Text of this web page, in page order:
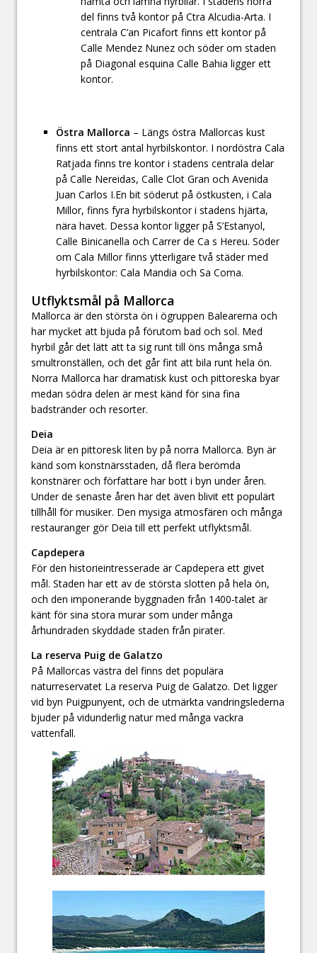
del finns två kontor på Ctra Alcudia-Arta. I
centrala C’an Picafort finns ett kontor på
Calle Mendez Nunez och söder om staden
på Diagonal esquina Calle Bahia ligger ett
kontor.
Östra Mallorca – Längs östra Mallorcas kust
finns ett stort antal hyrbilskontor. I nordöstra Cala
Ratjada finns tre kontor i stadens centrala delar
på Calle Nereidas, Calle Clot Gran och Avenida
Juan Carlos I.En bit söderut på östkusten, i Cala
Millor, finns fyra hyrbilskontor i stadens hjärta,
nära havet. Dessa kontor ligger på S’Estanyol,
Calle Binicanella och Carrer de Ca s Hereu. Söder
om Cala Millor finns ytterligare två städer med
hyrbilskontor: Cala Mandia och Sa Coma.
Utflyktsmål på Mallorca
Mallorca är den största ön i ögruppen Balearerna och
har mycket att bjuda på förutom bad och sol. Med
hyrbil går det lätt att ta sig runt till öns många små
smultronställen, och det går fint att bila runt hela ön.
Norra Mallorca har dramatisk kust och pittoreska byar
medan södra delen är mest känd för sina fina
badstränder och resorter.
Deia
Deia är en pittoresk liten by på norra Mallorca. Byn är
känd som konstnärsstaden, då flera berömda
konstnärer och författare har bott i byn under åren.
Under de senaste åren har det även blivit ett populärt
tillhåll för musiker. Den mysiga atmosfären och många
restauranger gör Deia till ett perfekt utflyktsmål.
Capdepera
För den historieintresserade är Capdepera ett givet
mål. Staden har ett av de största slotten på hela ön,
och den imponerande byggnaden från 1400-talet är
känt för sina stora murar som under många
århundraden skyddade staden från pirater.
La reserva Puig de Galatzo
På Mallorcas västra del finns det populära
naturreservatet La reserva Puig de Galatzo. Det ligger
vid byn Puigpunyent, och de utmärkta vandringslederna
bjuder på vidunderlig natur med många vackra
vattenfall.